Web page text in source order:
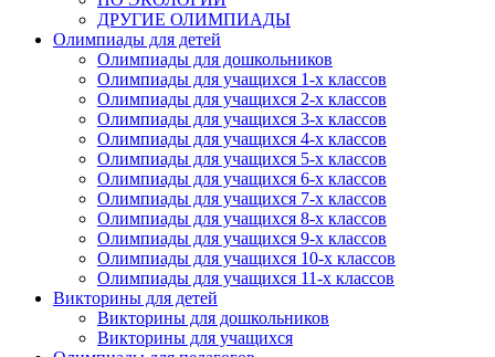
ДРУГИЕ ОЛИМПИАДЫ
Олимпиады для детей
Олимпиады для дошкольников
Олимпиады для учащихся 1-х классов
Олимпиады для учащихся 2-х классов
Олимпиады для учащихся 3-х классов
Олимпиады для учащихся 4-х классов
Олимпиады для учащихся 5-х классов
Олимпиады для учащихся 6-х классов
Олимпиады для учащихся 7-х классов
Олимпиады для учащихся 8-х классов
Олимпиады для учащихся 9-х классов
Олимпиады для учащихся 10-х классов
Олимпиады для учащихся 11-х классов
Викторины для детей
Викторины для дошкольников
Викторины для учащихся